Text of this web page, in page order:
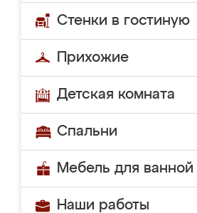
Стенки в гостиную
Прихожие
Детская комната
Спальни
Мебель для ванной
Наши работы